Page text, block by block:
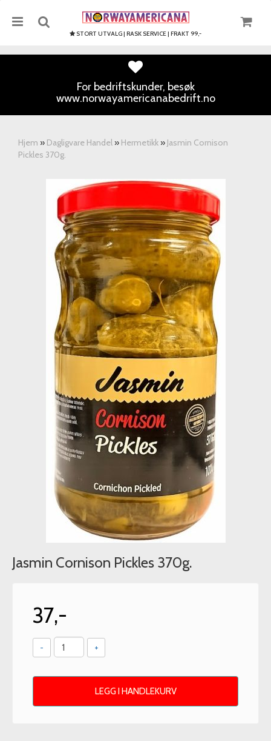
STORT UTVALG | RASK SERVICE | FRAKT 99,-
For bedriftskunder, besøk
www.norwayamericanabedrift.no
Hjem » Dagligvare Handel » Hermetikk » Jasmin Cornison
Pickles 370g.
Jasmin Cornison Pickles 370g.
37,-
- +
LEGG I HANDLEKURV